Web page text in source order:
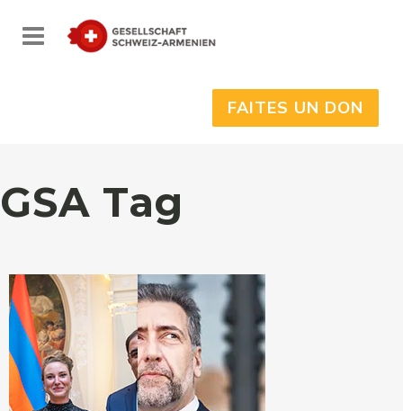
FAITES UN DON
GSA Tag